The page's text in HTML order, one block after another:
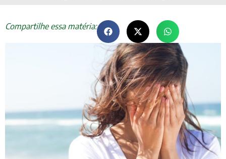
Compartilhe essa matéria: